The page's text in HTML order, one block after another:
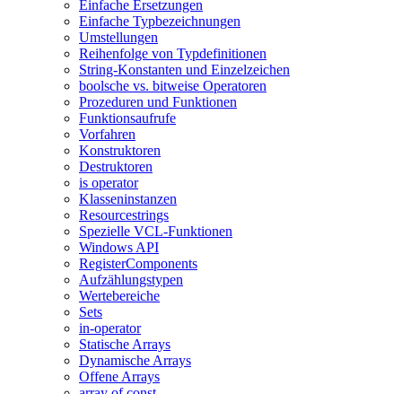
Einfache Ersetzungen
Einfache Typbezeichnungen
Umstellungen
Reihenfolge von Typdefinitionen
String-Konstanten und Einzelzeichen
boolsche vs. bitweise Operatoren
Prozeduren und Funktionen
Funktionsaufrufe
Vorfahren
Konstruktoren
Destruktoren
is operator
Klasseninstanzen
Resourcestrings
Spezielle VCL-Funktionen
Windows API
RegisterComponents
Aufzählungstypen
Wertebereiche
Sets
in-operator
Statische Arrays
Dynamische Arrays
Offene Arrays